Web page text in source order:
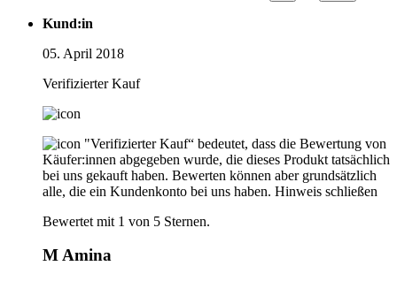
Kund:in
05. April 2018
Verifizierter Kauf
"Verifizierter Kauf“ bedeutet, dass die Bewertung von
Käufer:innen abgegeben wurde, die dieses Produkt tatsächlich
bei uns gekauft haben. Bewerten können aber grundsätzlich
alle, die ein Kundenkonto bei uns haben. Hinweis schließen
Bewertet mit 1 von 5 Sternen.
M Amina